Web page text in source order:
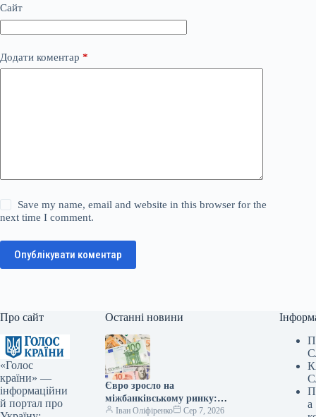
Сайт
Додати коментар *
Save my name, email and website in this browser for the
next time I comment.
Опублікувати коментар
Про сайт
«Голос
країни» —
інформаційни
й портал про
Останні новини
Євро зросло на
міжбанківському ринку:
вартість валют на вечір –
Іван Оліфіренко Сер 7, 2026
а